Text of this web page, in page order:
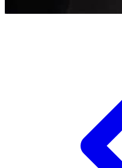
Wellness